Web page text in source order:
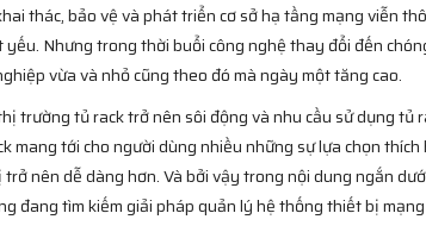
thác, bảo vệ và phát triển cơ sở hạ tầng mạng viễn
Nhưng trong thời buổi công nghệ thay đổi đến
vừa và nhỏ cũng theo đó mà ngày một tăng cao.
trường tủ rack trở nên sôi động và nhu cầu sử dụng tủ
mang tới cho người dùng nhiều những sự lựa chọn
nên dễ dàng hơn. Và bởi vậy trong nội dung ngắn
đang tìm kiếm giải pháp quản lý hệ thống thiết bị